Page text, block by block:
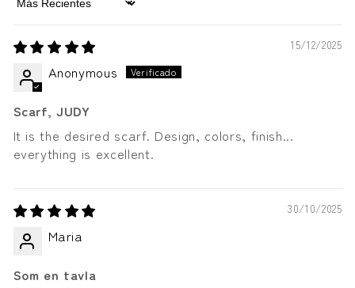
Sort by
15/12/2025
Anonymous
Scarf, JUDY
It is the desired scarf. Design, colors, finish...
everything is excellent.
30/10/2025
Maria
Som en tavla